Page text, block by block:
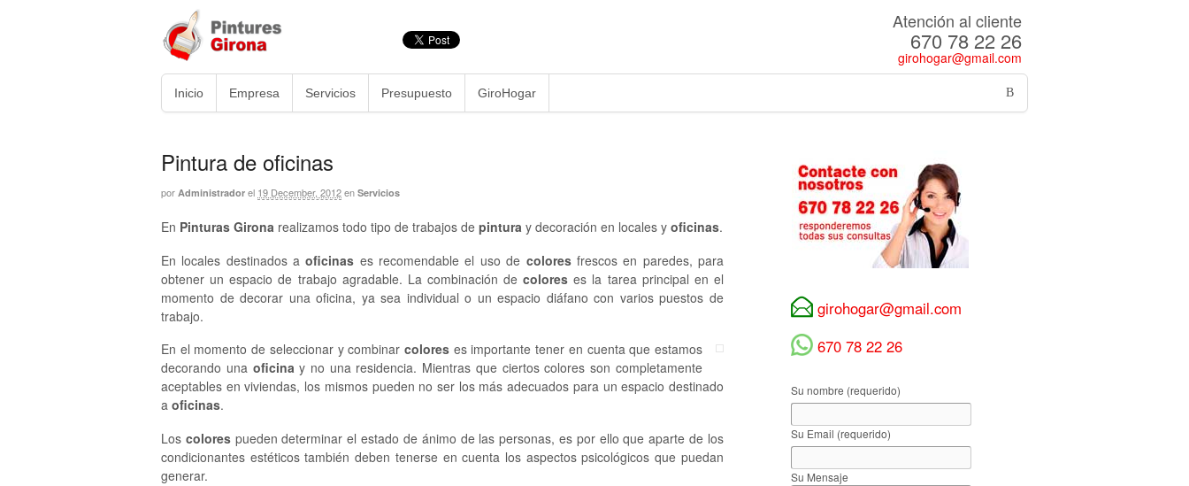
Atención al cliente
670 78 22 26
girohogar@gmail.com
Inicio Empresa Servicios Presupuesto GiroHogar
Pintura de oficinas
por Administrador el 19 December, 2012en Servicios
En Pinturas Girona realizamos todo tipo de trabajos de pintura y decoración en locales y oficinas.
En locales destinados aoficinas es recomendable el uso de colores frescos en paredes, para
obtener un espacio de trabajo agradable. La combinación decolores es la tarea principal en el
momento de decorar una oficina, ya sea individual o un espacio diáfano con varios puestos de
trabajo.
En el momento de seleccionar y combinar coloreses importante tener en cuenta que estamos
decorando una oficinay no una residencia. Mientras que ciertos colores son completamente
aceptables en viviendas, los mismos pueden no ser los más adecuados para un espacio destinado
a oficinas.
Los colorespueden determinar el estado de ánimo de las personas, es por ello que aparte de los
condicionantes estéticos también deben tenerse en cuenta los aspectos psicológicos que puedan
generar.
girohogar@gmail.com
670 78 22 26
Su nombre (requerido)
Su Email (requerido)
Su Mensaje